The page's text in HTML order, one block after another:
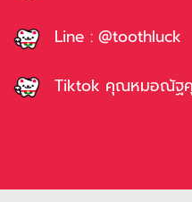
Line : @toothluck
Tiktok คุณหมอณัฐ